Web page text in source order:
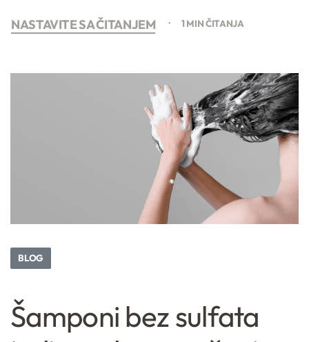
NASTAVITE SA ČITANJEM 1 MIN ČITANJA
BLOG
Šamponi bez sulfata